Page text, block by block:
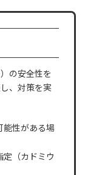
の安全性を
、対策を実
能性がある場
（カドミウ